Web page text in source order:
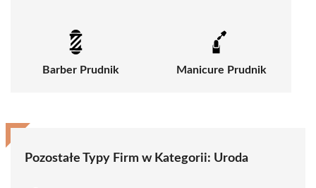
Barber Prudnik Manicure Prudnik
Pozostałe Typy Firm w Kategorii: Uroda